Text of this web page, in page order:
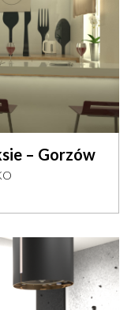
– Gorzów